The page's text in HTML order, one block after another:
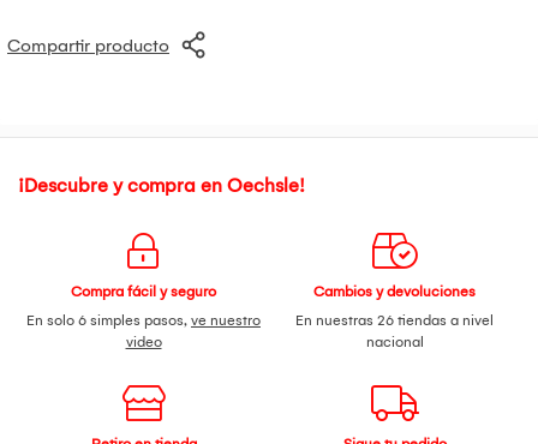
Compartir producto
¡Descubre y compra en Oechsle!
Compra fácil y seguro
En solo 6 simples pasos, ve nuestro
video
Cambios y devoluciones
En nuestras 26 tiendas a nivel
nacional